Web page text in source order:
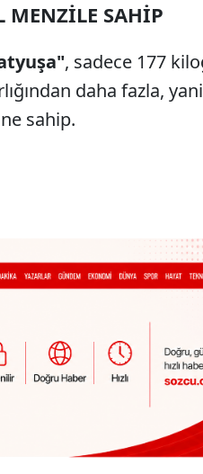
MENZİLE SAHİP
, sadece 177
daha fazla,
sahip.